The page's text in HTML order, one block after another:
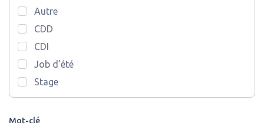
Autre
CDD
CDI
Job d’été
Stage
Mot-clé